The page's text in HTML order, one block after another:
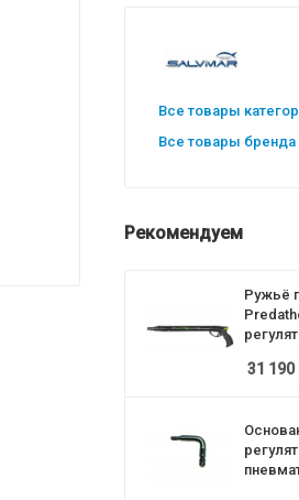
Все товары
Все товары бренда
Рекомендуем
Ружьё
31 190